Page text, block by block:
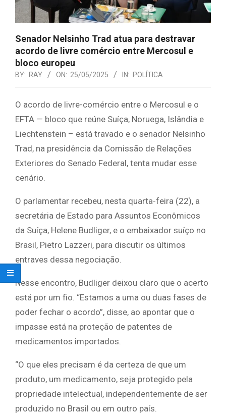
Senador Nelsinho Trad atua para destravar
acordo de livre comércio entre Mercosul e
bloco europeu
BY: RAY ON: 25/05/2025 IN: POLÍTICA
O acordo de livre-comércio entre o Mercosul e o
EFTA — bloco que reúne Suíça, Noruega, Islândia e
Liechtenstein – está travado e o senador Nelsinho
Trad, na presidência da Comissão de Relações
Exteriores do Senado Federal, tenta mudar esse
cenário.
O parlamentar recebeu, nesta quarta-feira (22), a
secretária de Estado para Assuntos Econômicos
da Suíça, Helene Budliger, e o embaixador suíço no
Brasil, Pietro Lazzeri, para discutir os últimos
entraves dessa negociação.
Nesse encontro, Budliger deixou claro que o acerto
está por um fio. “Estamos a uma ou duas fases de
poder fechar o acordo”, disse, ao apontar que o
impasse está na proteção de patentes de
medicamentos importados.
“O que eles precisam é da certeza de que um
produto, um medicamento, seja protegido pela
propriedade intelectual, independentemente de ser
produzido no Brasil ou em outro país.